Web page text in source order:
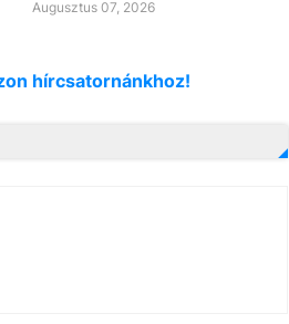
Augusztus 07, 2026
hírcsatornánkhoz!